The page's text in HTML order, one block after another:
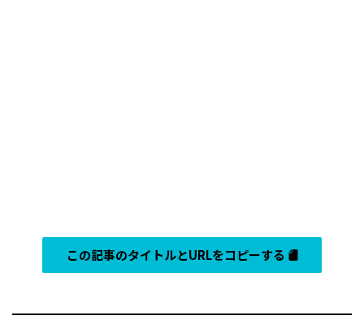
この記事のタイトルとURLをコピーする